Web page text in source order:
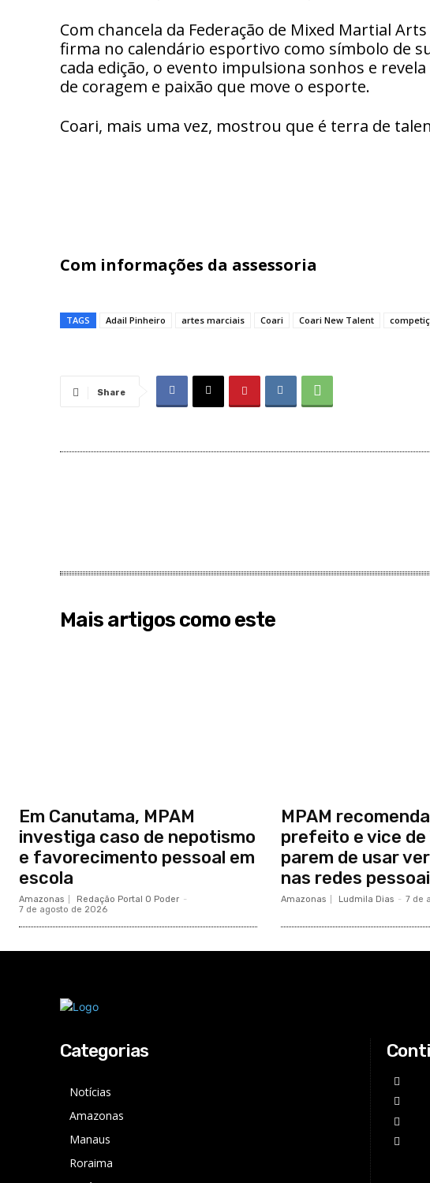
Com chancela da Federação de Mixed Martial
firma no calendário esportivo como símbolo de
cada edição, o evento impulsiona sonhos e
de coragem e paixão que move o esporte.
Coari, mais uma vez, mostrou que é terra de
Com informações da assessoria
TAGS Adail Pinheiro artes marciais Coari Coari New Talent
Share
Mais artigos como este
Em Canutama, MPAM
investiga caso de nepotismo
e favorecimento pessoal em
escola
Amazonas Redação Portal O Poder -
7 de agosto de 2026
MPAM
prefeito e vice de
parem de usar
nas redes
Amazonas Ludmila Dias - 7 de
Categorias
Notícias
Amazonas
Manaus
Roraima